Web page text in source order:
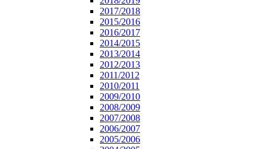
2017/2018
2015/2016
2016/2017
2014/2015
2013/2014
2012/2013
2011/2012
2010/2011
2009/2010
2008/2009
2007/2008
2006/2007
2005/2006